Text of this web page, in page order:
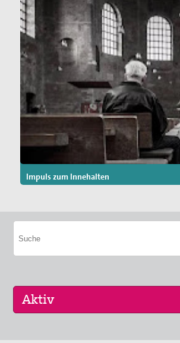
Impuls zum Innehalten